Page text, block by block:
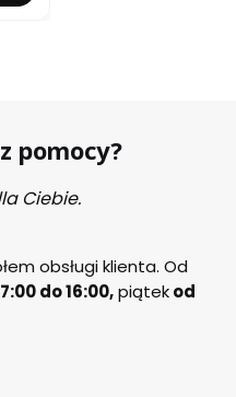
pomocy?
Ciebie.
obsługi klienta. Od
do 16:00,piątekod